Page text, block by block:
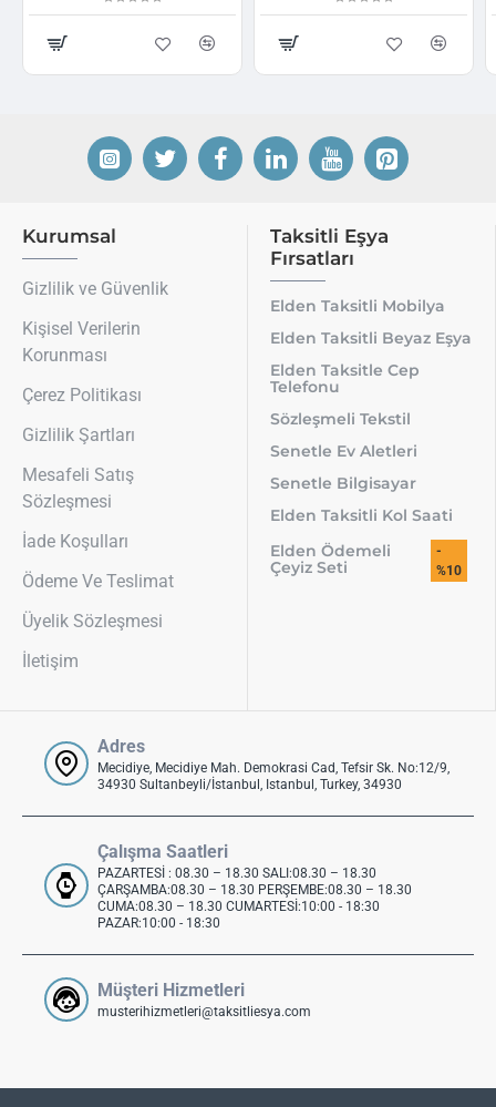
Kurumsal
Gizlilik ve Güvenlik
Kişisel Verilerin
Korunması
Çerez Politikası
Gizlilik Şartları
Mesafeli Satış
Sözleşmesi
İade Koşulları
Ödeme Ve Teslimat
Üyelik Sözleşmesi
İletişim
Taksitli Eşya
Fırsatları
Elden Taksitli Mobilya
Elden Taksitli Beyaz Eşya
Elden Taksitle Cep
Telefonu
Sözleşmeli Tekstil
Senetle Ev Aletleri
Senetle Bilgisayar
Elden Taksitli Kol Saati
Elden Ödemeli
Çeyiz Seti
-
%10
Adres
Mecidiye, Mecidiye Mah. Demokrasi Cad, Tefsir Sk. No:12/9,
34930 Sultanbeyli/İstanbul, Istanbul, Turkey, 34930
Çalışma Saatleri
PAZARTESİ : 08.30 – 18.30 SALI:08.30 – 18.30
ÇARŞAMBA:08.30 – 18.30 PERŞEMBE:08.30 – 18.30
CUMA:08.30 – 18.30 CUMARTESİ:10:00 - 18:30
PAZAR:10:00 - 18:30
Müşteri Hizmetleri
musterihizmetleri@taksitliesya.com